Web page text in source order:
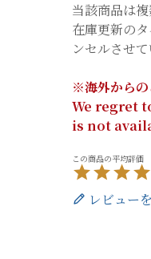
当該商品は
在庫更新の
ンセルさせ
※海外から
We regret
is not
レビュー